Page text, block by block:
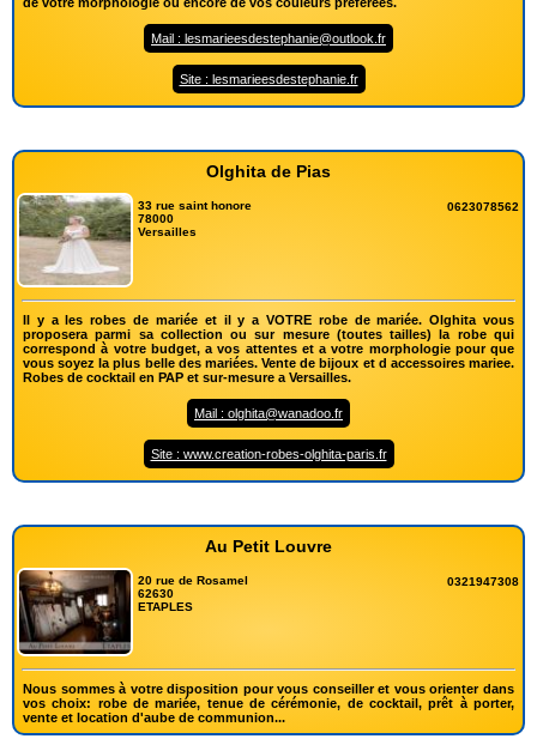
Mail : lesmarieesdestephanie@outlook.fr
Site : lesmarieesdestephanie.fr
Olghita de Pias
33 rue saint honore
78000
Versailles
0623078562
Il y a les robes de mariée et il y a VOTRE robe de mariée. Olghita vous
proposera parmi sa collection ou sur mesure (toutes tailles) la robe qui
correspond à votre budget, a vos attentes et a votre morphologie pour que
vous soyez la plus belle des mariées. Vente de bijoux et d accessoires mariee.
Robes de cocktail en PAP et sur-mesure a Versailles.
Mail : olghita@wanadoo.fr
Site : www.creation-robes-olghita-paris.fr
Au Petit Louvre
20 rue de Rosamel
62630
ETAPLES
0321947308
Nous sommes à votre disposition pour vous conseiller et vous orienter dans
vos choix: robe de mariée, tenue de cérémonie, de cocktail, prêt à porter,
vente et location d'aube de communion...